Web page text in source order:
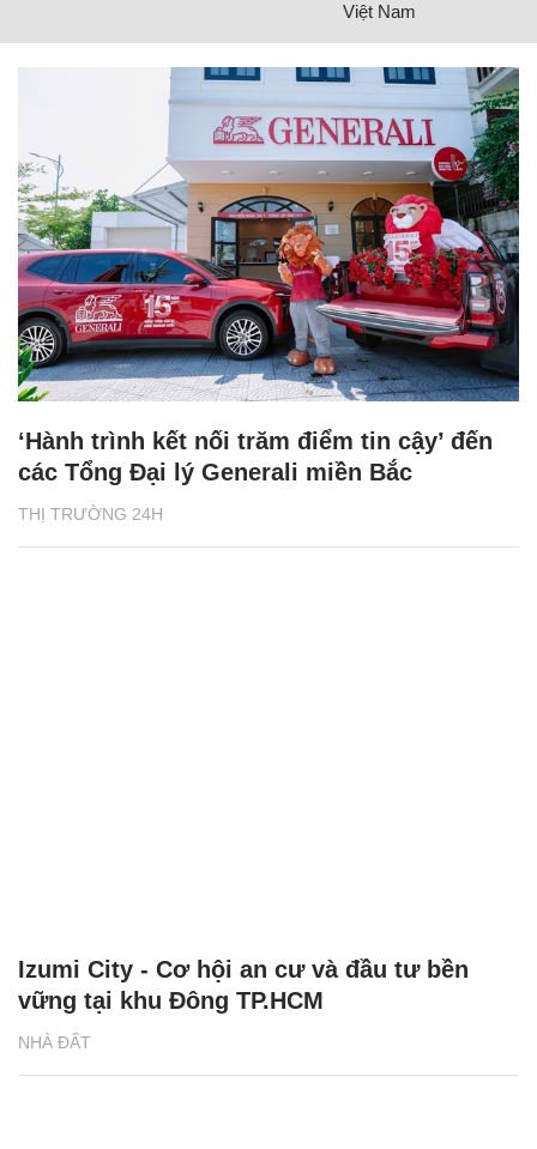
Việt Nam
THỊ TRƯỜNG 24H
‘Hành trình kết nối trăm điểm tin cậy’ đến
các Tổng Đại lý Generali miền Bắc
NHÀ ĐẤT
Izumi City - Cơ hội an cư và đầu tư bền
vững tại khu Đông TP.HCM